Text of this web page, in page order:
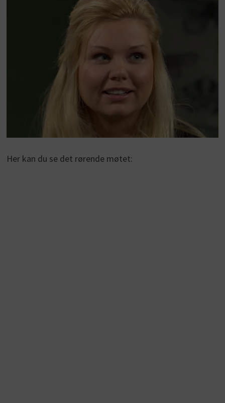
Her kan du se det rørende møtet: